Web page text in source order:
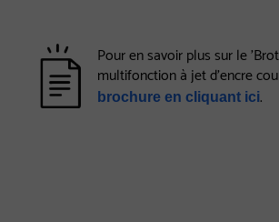
Pour en savoir plus sur le
multifonction à jet d’encre
brochure en cliquant ici.